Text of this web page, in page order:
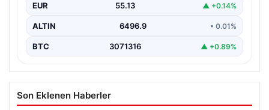
EUR 55.13 ▲ +0.14%
ALTIN 6496.9 • 0.01%
BTC 3071316 ▲ +0.89%
Son Eklenen Haberler